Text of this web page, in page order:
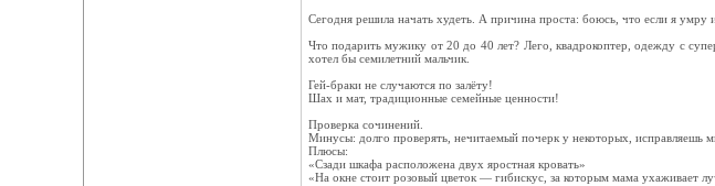
Сегодня решила начать худеть. А причина проста: боюсь, что если я умру
Что подарить мужику от 20 до 40 лет? Лего, квадрокоптер, одежду с
хотел бы семилетний мальчик.
Гей-браки не случаются по залёту!
Шах и мат, традиционные семейные ценности!
Проверка сочинений.
Минусы: долго проверять, нечитаемый почерк у некоторых, исправляешь
Плюсы:
«Сзади шкафа расположена двух яростная кровать»
«На окне стоит розовый цветок — гибискус, за которым мама ухаживает